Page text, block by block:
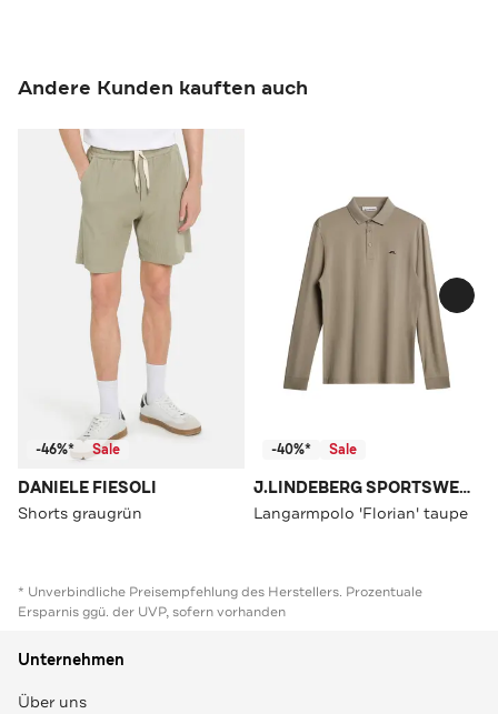
Andere Kunden kauften auch
-46%* Sale
DANIELE FIESOLI
Shorts graugrün
-40%* Sale
J.LINDEBERG SPORTSWEAR
Langarmpolo 'Florian' taupe
* Unverbindliche Preisempfehlung des Herstellers. Prozentuale
Ersparnis ggü. der UVP, sofern vorhanden
Unternehmen
Über uns